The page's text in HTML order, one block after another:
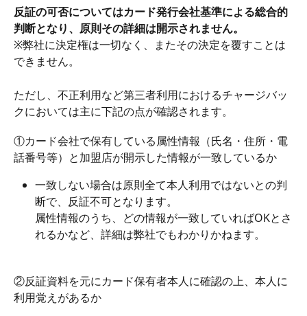
反証の可否についてはカード発行会社基準による総合的
判断となり、原則その詳細は開示されません。
※弊社に決定権は一切なく、またその決定を覆すことは
できません。
ただし、不正利用など第三者利用におけるチャージバッ
クにおいては主に下記の点が確認されます。
①カード会社で保有している属性情報（氏名・住所・電
話番号等）と加盟店が開示した情報が一致しているか
一致しない場合は原則全て本人利用ではないとの判
断で、反証不可となります。
属性情報のうち、どの情報が一致していればOKとさ
れるかなど、詳細は弊社でもわかりかねます。
②反証資料を元にカード保有者本人に確認の上、本人に
利用覚えがあるか